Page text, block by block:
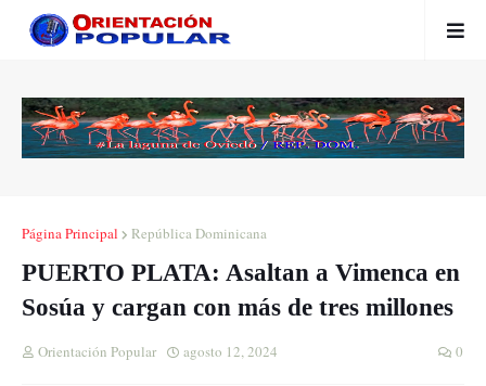
Página Principal República Dominicana
PUERTO PLATA: Asaltan a Vimenca en
Sosúa y cargan con más de tres millones
Orientación Popular agosto 12, 2024 0